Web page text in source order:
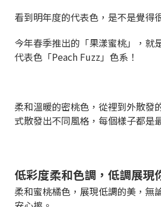
看到明年度的代表色，是不是覺得
今年春季推出的「果漾蜜桃」，就
代表色「Peach Fuzz」色系！
柔和溫暖的密桃色，從裡到外散發
式散發出不同風格，每個樣子都是
低彩度柔和色調，低調展現
柔和蜜桃橘色，展現低調的美，無